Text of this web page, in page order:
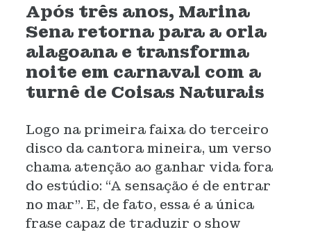
Após três anos, Marina
Sena retorna para a orla
alagoana e transforma
noite em carnaval com a
turnê de Coisas Naturais
Logo na primeira faixa do terceiro
disco da cantora mineira, um verso
chama atenção ao ganhar vida fora
do estúdio: “A sensação é de entrar
no mar”. E, de fato, essa é a única
frase capaz de traduzir o show